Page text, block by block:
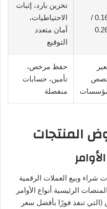
0.16% /
تخزين بارد، إثبات
الاحتياطيات،
أمان متعدد
التوقيع
حفظ مرخص،
تأمين، حسابات
منفصلة
المنتجات
شراء وبيع العملات الرقمية
الرئيسية أنواع الأوامر
(التي تنفذ فورًا بأفضل سعر